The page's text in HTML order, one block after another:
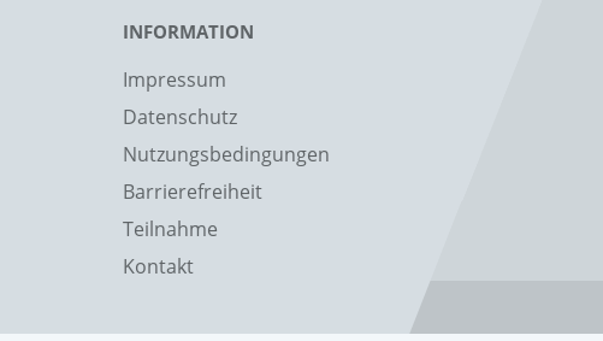
INFORMATION
Impressum
Datenschutz
Nutzungsbedingungen
Barrierefreiheit
Teilnahme
Kontakt